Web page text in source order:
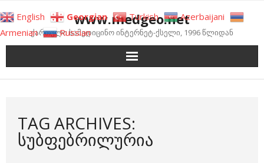
to
content
www.medgeo.net
ქართული სამედიცინო ინტერნეტ-ქსელი, 1996 წლიდან
TAG ARCHIVES:
ᲡᲣᲑᲤᲔᲑᲠᲘᲚᲣᲠᲘᲐ
English Georgian Turkish
Azerbaijani
Armenian
Russian